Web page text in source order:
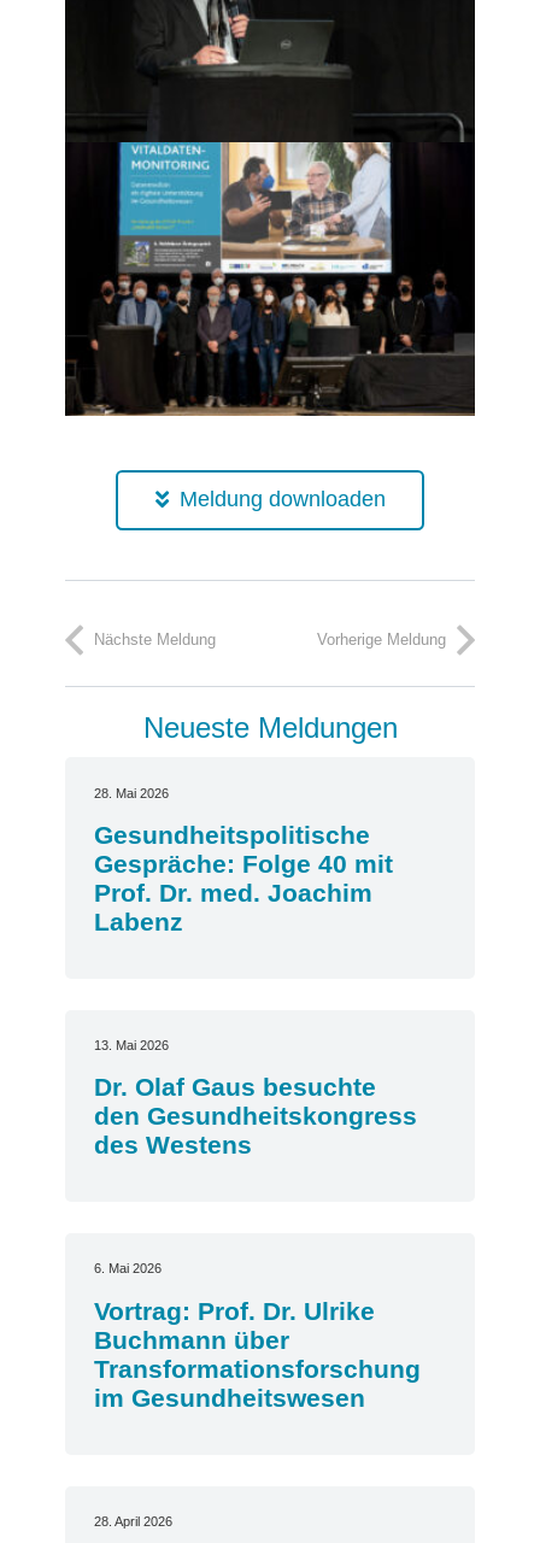
Meldung downloaden
Nächste Meldung Vorherige Meldung
Neueste Meldungen
28. Mai 2026
Gesundheitspolitische
Gespräche: Folge 40 mit
Prof. Dr. med. Joachim
Labenz
13. Mai 2026
Dr. Olaf Gaus besuchte
den Gesundheitskongress
des Westens
6. Mai 2026
Vortrag: Prof. Dr. Ulrike
Buchmann über
Transformationsforschung
im Gesundheitswesen
28. April 2026